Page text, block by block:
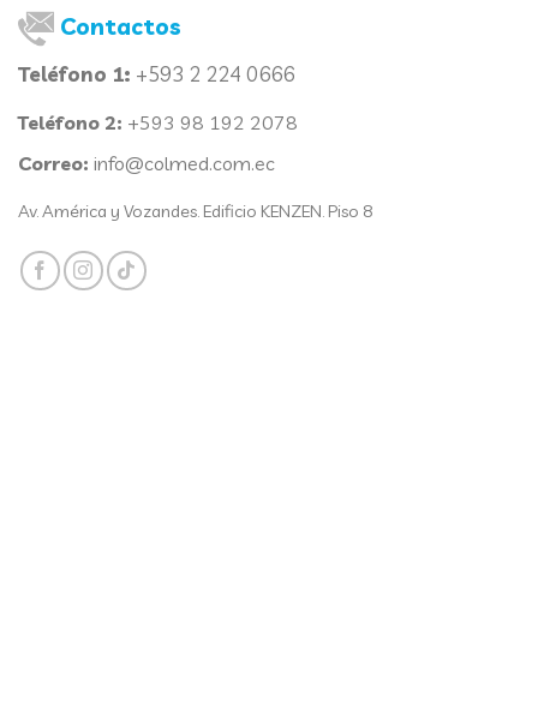
Contactos
Teléfono 1: +593 2 224 0666
Teléfono 2: +593 98 192 2078
Correo: info@colmed.com.ec
Av. América y Vozandes. Edificio KENZEN. Piso 8